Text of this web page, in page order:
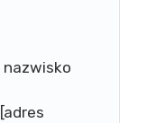
nazwisko
[adres